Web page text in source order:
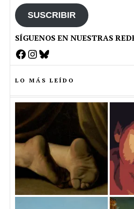
SUSCRIBIR
SÍGUENOS EN NUESTRAS
Facebook
Instagram
Bluesky
LO MÁS LEÍDO